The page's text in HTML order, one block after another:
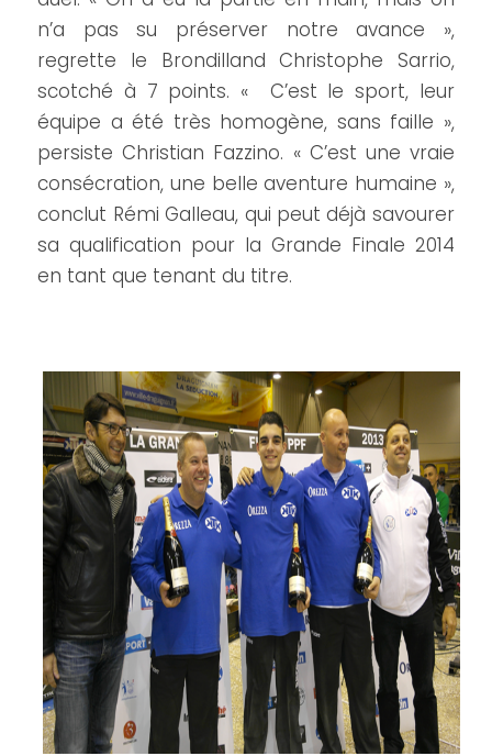
n’a pas su préserver notre avance »,
regrette le Brondilland Christophe Sarrio,
scotché à 7 points. « C’est le sport, leur
équipe a été très homogène, sans faille »,
persiste Christian Fazzino. « C’est une vraie
consécration, une belle aventure humaine »,
conclut Rémi Galleau, qui peut déjà savourer
sa qualification pour la Grande Finale 2014
en tant que tenant du titre.